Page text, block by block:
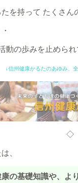
を持って たくさ
動の歩みを止めら
↓信州健康かるたのあゆみ、
◇
、
の基礎知識や、よ